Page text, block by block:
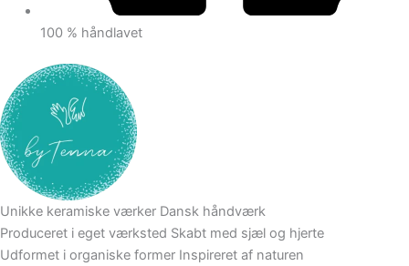
100 % håndlavet
Unikke keramiske værker Dansk håndværk
Produceret i eget værksted Skabt med sjæl og hjerte
Udformet i organiske former Inspireret af naturen